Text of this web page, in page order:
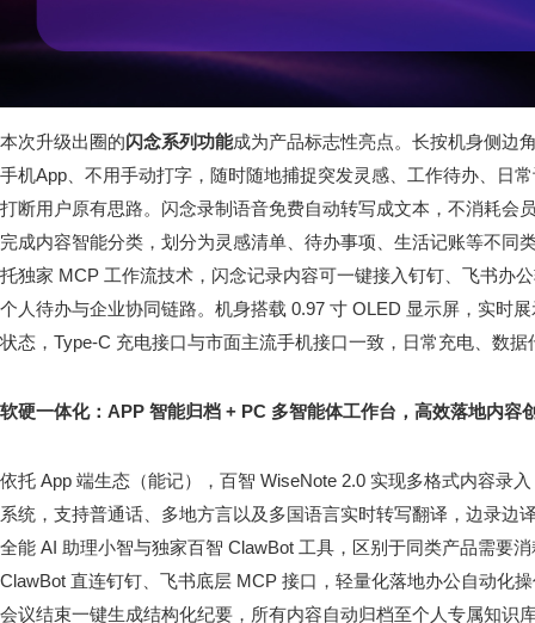
本次升级出圈的闪念系列功能成为产品标志性亮点。长按机身侧边
手机App、不用手动打字，随时随地捕捉突发灵感、工作待办、日
打断用户原有思路。闪念录制语音免费自动转写成文本，不消耗会
完成内容智能分类，划分为灵感清单、待办事项、生活记账等不同
托独家 MCP 工作流技术，闪念记录内容可一键接入钉钉、飞书办
个人待办与企业协同链路。机身搭载 0.97 寸 OLED 显示屏，实时
状态，Type-C 充电接口与市面主流手机接口一致，日常充电、数
软硬一体化： APP 智能归档 + PC 多智能体工作台，高效落地内容
依托 App 端生态（能记），百智 WiseNote 2.0 实现多格式内容录
系统，支持普通话、多地方言以及多国语言实时转写翻译，边录边
全能 AI 助理小智与独家百智 ClawBot 工具，区别于同类产品需要
ClawBot 直连钉钉、飞书底层 MCP 接口，轻量化落地办公自动化
会议结束一键生成结构化纪要，所有内容自动归档至个人专属知识